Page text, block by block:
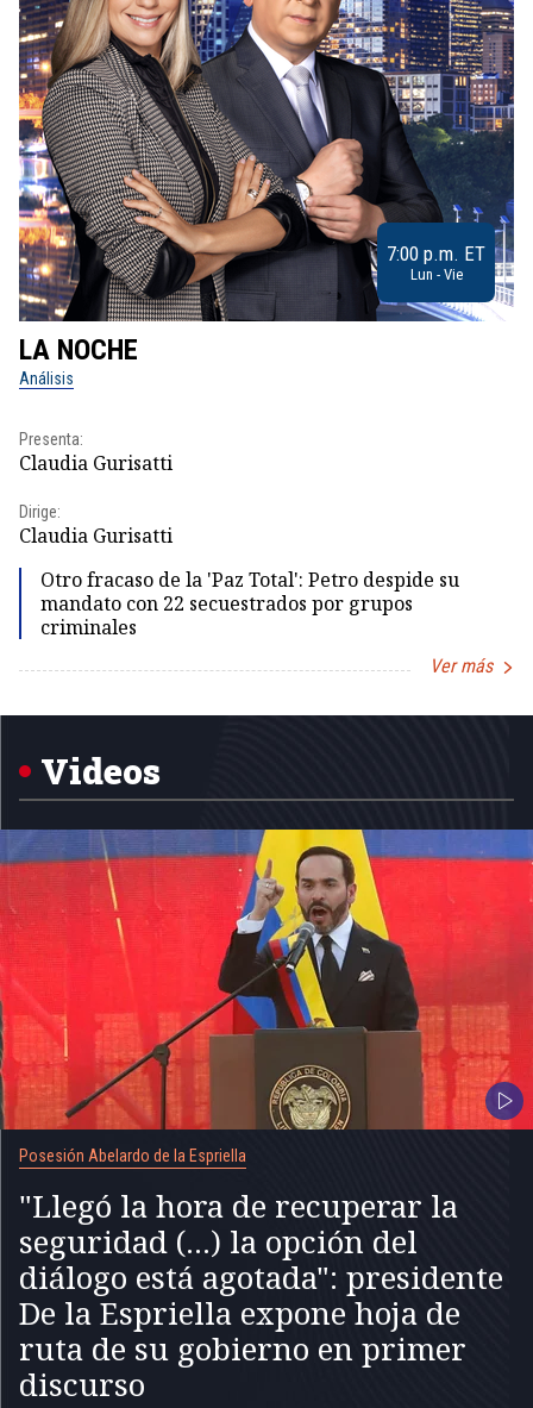
7:00 p.m. ET
Lun - Vie
LA NOCHE
Análisis
Presenta:
Claudia Gurisatti
Dirige:
Claudia Gurisatti
Otro fracaso de la 'Paz Total': Petro despide su
mandato con 22 secuestrados por grupos
criminales
Ver más
1
Videos
Posesión Abelardo de la Espriella
"Llegó la hora de recuperar la
seguridad (...) la opción del
diálogo está agotada": presidente
De la Espriella expone hoja de
ruta de su gobierno en primer
discurso